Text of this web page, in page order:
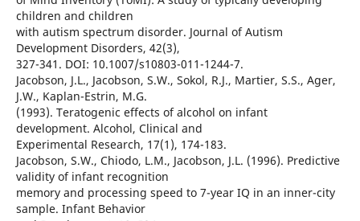
children and children
with autism spectrum disorder. Journal of Autism
Development Disorders, 42(3),
327-341. DOI: 10.1007/s10803-011-1244-7.
Jacobson, J.L., Jacobson, S.W., Sokol, R.J., Martier, S.S., Ager,
J.W., Kaplan-Estrin, M.G.
(1993). Teratogenic effects of alcohol on infant
development. Alcohol, Clinical and
Experimental Research, 17(1), 174-183.
Jacobson, S.W., Chiodo, L.M., Jacobson, J.L. (1996). Predictive
validity of infant recognition
memory and processing speed to 7-year IQ in an inner-city
sample. Infant Behavior